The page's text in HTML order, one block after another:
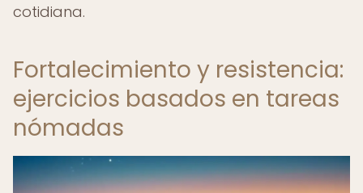
cotidiana.
Fortalecimiento y resistencia:
ejercicios basados en tareas
nómadas